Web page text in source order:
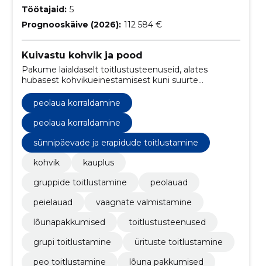
Töötajaid: 5
Prognooskäive (2026): 112 584 €
Kuivastu kohvik ja pood
Pakume laialdaselt toitlustusteenuseid, alates
hubasest kohvikueinestamisest kuni suurte
peolaua korraldamine
peolaua korraldamine
sünnipäevade ja erapidude toitlustamine
kohvik
kauplus
gruppide toitlustamine
peolauad
peielauad
vaagnate valmistamine
lõunapakkumised
toitlustusteenused
grupi toitlustamine
ürituste toitlustamine
peo toitlustamine
lõuna pakkumised